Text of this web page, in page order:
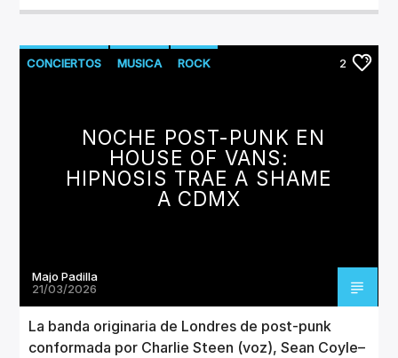
CONCIERTOS MUSICA ROCK 2
NOCHE POST-PUNK EN
HOUSE OF VANS:
HIPNOSIS TRAE A SHAME
A CDMX
Majo Padilla
21/03/2026
La banda originaria de Londres de post-punk
conformada por Charlie Steen (voz), Sean Coyle–